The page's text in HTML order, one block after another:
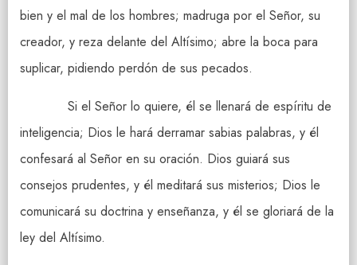
bien y el mal de los hombres; madruga por el Señor, su
creador, y reza delante del Altísimo; abre la boca para
suplicar, pidiendo perdón de sus pecados.
Si el Señor lo quiere, él se llenará de espíritu de
inteligencia; Dios le hará derramar sabias palabras, y él
confesará al Señor en su oración. Dios guiará sus
consejos prudentes, y él meditará sus misterios; Dios le
comunicará su doctrina y enseñanza, y él se gloriará de la
ley del Altísimo.